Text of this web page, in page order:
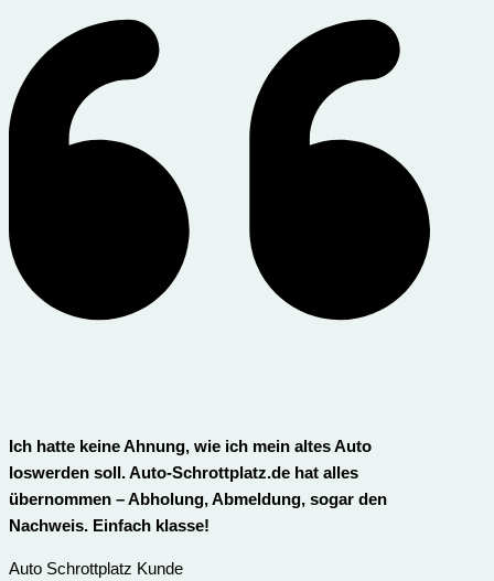
Ich hatte keine Ahnung, wie ich mein altes Auto
loswerden soll. Auto-Schrottplatz.de hat alles
übernommen – Abholung, Abmeldung, sogar den
Nachweis. Einfach klasse!
Auto Schrottplatz Kunde